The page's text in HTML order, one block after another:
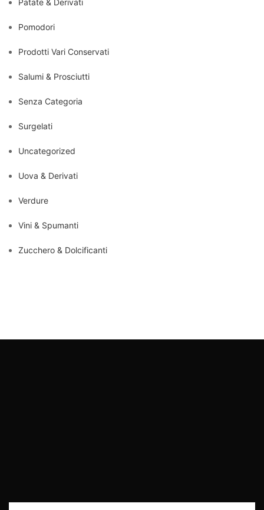
Patate & Derivati
Pomodori
Prodotti Vari Conservati
Salumi & Prosciutti
Senza Categoria
Surgelati
Uncategorized
Uova & Derivati
Verdure
Vini & Spumanti
Zucchero & Dolcificanti